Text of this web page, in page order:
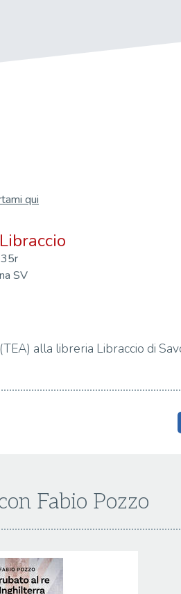
qui
SV
alla libreria Libraccio di
Fabio Pozzo